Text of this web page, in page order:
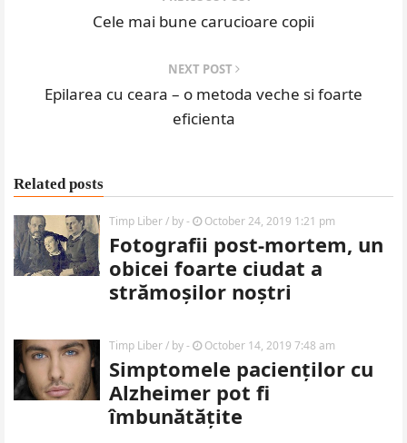
Cele mai bune carucioare copii
NEXT POST
Epilarea cu ceara – o metoda veche si foarte
eficienta
Related posts
Timp Liber/ by- October 24, 2019 1:21 pm
Fotografii post-mortem, un
obicei foarte ciudat a
strămoșilor noștri
Timp Liber/ by- October 14, 2019 7:48 am
Simptomele pacienților cu
Alzheimer pot fi
îmbunătățite